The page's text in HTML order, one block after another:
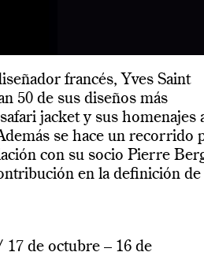
francés, Yves Saint
50 de sus diseños más
jacket y sus homenajes
se hace un recorrido
con su socio Pierre
en la definición de
de octubre – 16 de